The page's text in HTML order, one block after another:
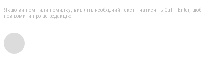
Якщо ви помітили помилку, виділіть необхідний текст і натисніть Ctrl + Enter, щоб
повідомити про це редакцію